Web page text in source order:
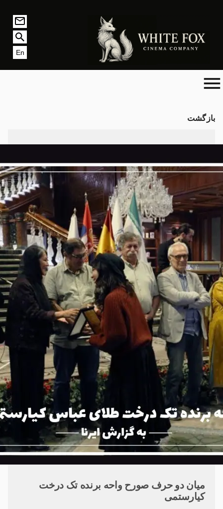
En
بازگشت
میان دو حرف صورح واحه برنده تک درخت
کیارستمی